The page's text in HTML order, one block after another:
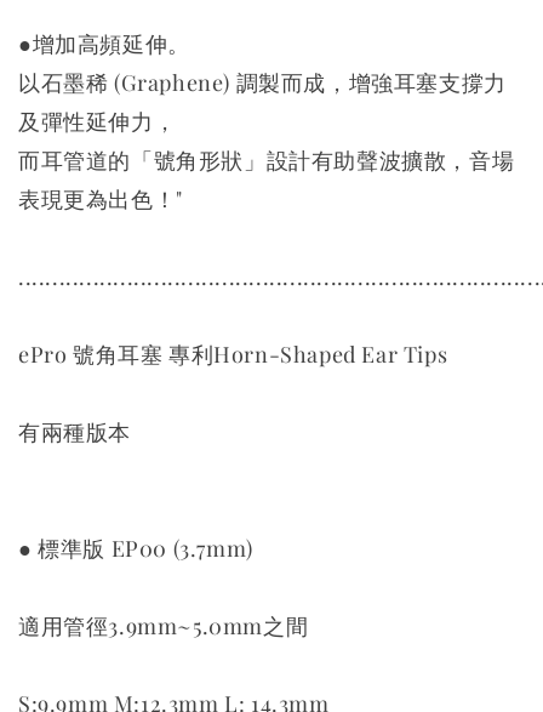
●增加高頻延伸。
以石墨稀 (Graphene) 調製而成，增強耳塞支撐力
及彈性延伸力，
而耳管道的「號角形狀」設計有助聲波擴散，音場
表現更為出色！"
ePro 號角耳塞 專利Horn-Shaped Ear Tips
有兩種版本
● 標準版 EP00 (3.7mm)
適用管徑3.9mm~5.0mm之間
S:9.9mm M:12.3mm L: 14.3mm